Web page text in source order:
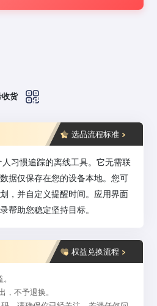
收货
选品流程标准
人习惯追踪的离线工具。它无需联
据仅保存在您的设备本地。您可
，并自定义提醒时间。应用界面
帮助您稳定坚持目标。
权益兑换流程
，不予退换。